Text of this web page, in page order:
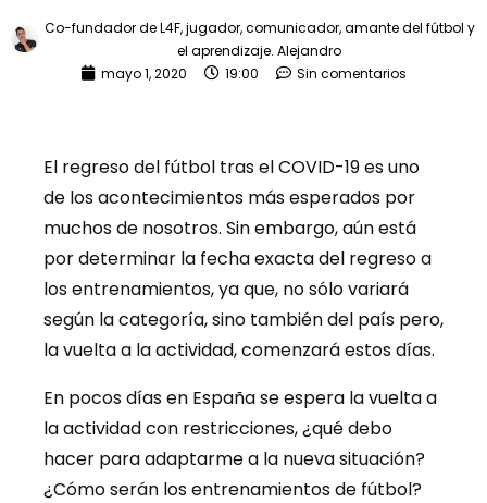
Co-fundador de L4F, jugador, comunicador, amante del fútbol y
el aprendizaje. Alejandro
mayo 1, 2020
19:00 Sin comentarios
El regreso del fútbol tras el COVID-19 es uno
de los acontecimientos más esperados por
muchos de nosotros. Sin embargo, aún está
por determinar la fecha exacta del regreso a
los entrenamientos, ya que, no sólo variará
según la categoría, sino también del país pero,
la vuelta a la actividad, comenzará estos días.
En pocos días en España se espera la vuelta a
la actividad con restricciones, ¿qué debo
hacer para adaptarme a la nueva situación?
¿Cómo serán los entrenamientos de fútbol?